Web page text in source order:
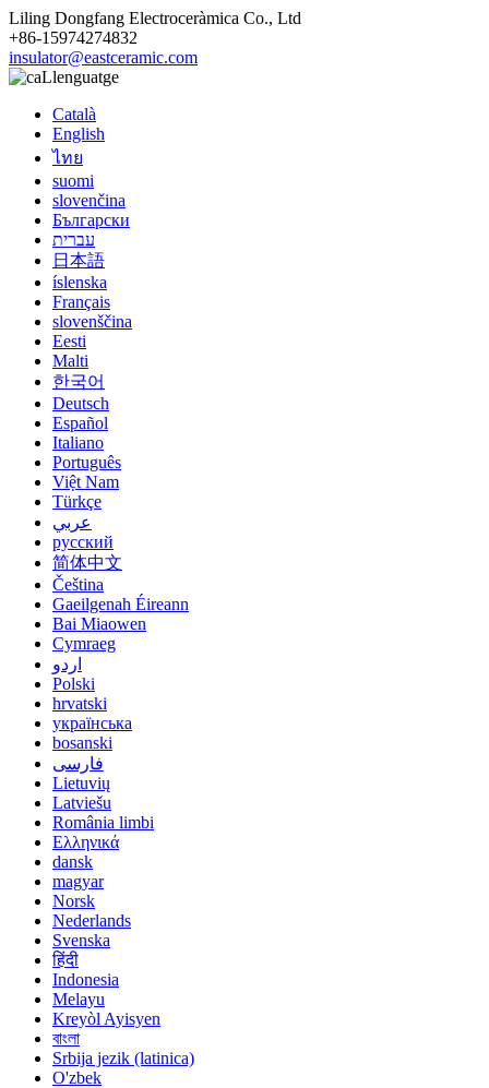
Liling Dongfang Electroceràmica Co., Ltd
+86-15974274832
insulator@eastceramic.com
Llenguatge
Català
English
ไทย
suomi
slovenčina
Български
עברית
日本語
íslenska
Français
slovenščina
Eesti
Malti
한국어
Deutsch
Español
Italiano
Português
Việt Nam
Türkçe
عربي
русский
简体中文
Čeština
Gaeilgenah Éireann
Bai Miaowen
Cymraeg
اردو
Polski
hrvatski
українська
bosanski
فارسی
Lietuvių
Latviešu
România limbi
Ελληνικά
dansk
magyar
Norsk
Nederlands
Svenska
हिंदी
Indonesia
Melayu
Kreyòl Ayisyen
বাংলা
Srbija jezik (latinica)
O'zbek